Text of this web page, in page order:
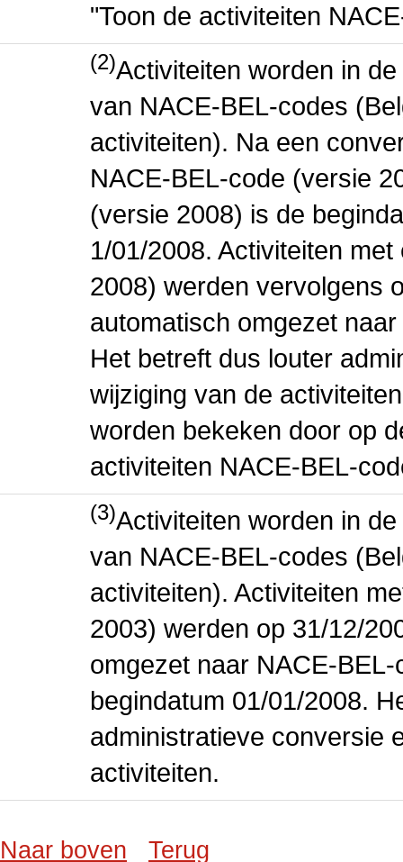
"Toon de activiteiten
(2)Activiteiten worden in
van NACE-BEL-codes
activiteiten). Na een
NACE-BEL-code (versie
(versie 2008) is de
1/01/2008. Activiteiten
2008) werden vervolgens
automatisch omgezet
Het betreft dus louter
wijziging van de
worden bekeken door op
activiteiten NACE-BEL-
(3)Activiteiten worden in
van NACE-BEL-codes
activiteiten). Activiteiten
2003) werden op 31/12/
omgezet naar NACE-
begindatum 01/01/2008.
administratieve conversie
activiteiten.
Naar boven Terug